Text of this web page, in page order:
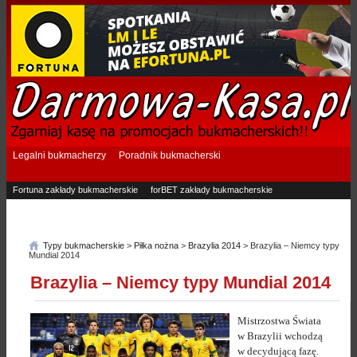
Legalni bukmacherzy Poradnik bukmacherski
Fortuna zakłady bukmacherskie
forBET zakłady bukmacherskie
Typy bukmacherskie > Piłka nożna > Brazylia 2014 > Brazylia – Niemcy typy
Mundial 2014
Brazylia – Niemcy typy Mundial 2014
Mistrzostwa Świata
w Brazylii wchodzą
w decydującą fazę.